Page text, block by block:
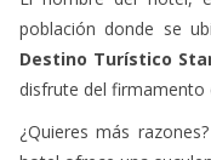
El nombre del hotel,
población donde se
Destino Turístico
disfrute del firmamento
¿Quieres más